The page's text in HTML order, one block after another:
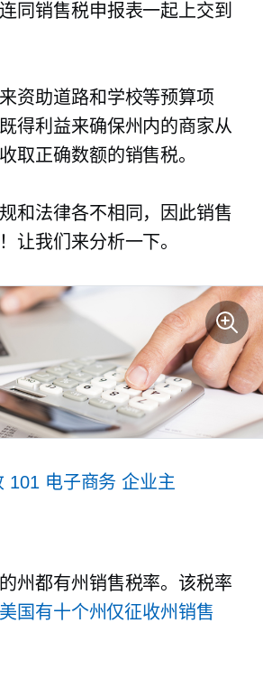
同销售税申报表一起上交到
资助道路和学校等预算项
得利益来确保州内的商家从
取正确数额的销售税。
和法律各不相同，因此销售
让我们来分析一下。
101 电子商务 企业主
州都有州销售税率。该税率
美国有十个州仅征收州销售